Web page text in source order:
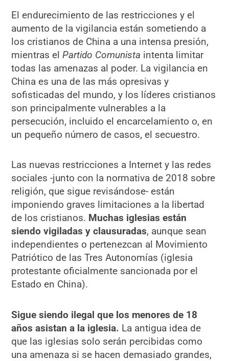
El endurecimiento de las restricciones y el
aumento de la vigilancia están sometiendo a
los cristianos de China a una intensa presión,
mientras elPartido Comunista intenta limitar
todas las amenazas al poder. La vigilancia en
China es una de las más opresivas y
sofisticadas del mundo, y los líderes cristianos
son principalmente vulnerables a la
persecución, incluido el encarcelamiento o, en
un pequeño número de casos, el secuestro.
Las nuevas restricciones a Internet y las redes
sociales -junto con la normativa de 2018 sobre
religión, que sigue revisándose- están
imponiendo graves limitaciones a la libertad
de los cristianos. Muchas iglesias están
siendo vigiladas y clausuradas, aunque sean
independientes o pertenezcan al Movimiento
Patriótico de las Tres Autonomías (iglesia
protestante oficialmente sancionada por el
Estado en China).
Sigue siendo ilegal que los menores de 18
años asistan a la iglesia. La antigua idea de
que las iglesias solo serán percibidas como
una amenaza si se hacen demasiado grandes,